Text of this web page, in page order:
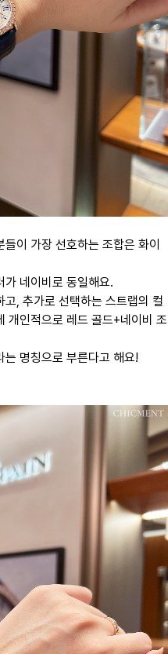
이 가장 선호하는 조합은 화이
가 네이비로 동일해요.
, 추가로 선택하는 스트랩의 컬
개인적으로 레드 골드+네이비 조
명칭으로 부른다고 해요!